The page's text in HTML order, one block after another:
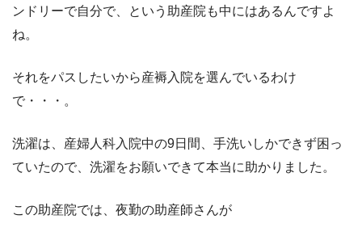
ンドリーで自分で、という助産院も中にはあるんですよ
ね。
それをパスしたいから産褥入院を選んでいるわけ
で・・・。
洗濯は、産婦人科入院中の9日間、手洗いしかできず困っ
ていたので、洗濯をお願いできて本当に助かりました。
この助産院では、夜勤の助産師さんが